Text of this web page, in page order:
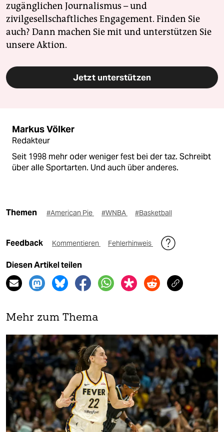
zugänglichen Journalismus – und
zivilgesellschaftliches Engagement. Finden Sie
auch? Dann machen Sie mit und unterstützen Sie
unsere Aktion.
Jetzt unterstützen
Markus Völker
Redakteur
Seit 1998 mehr oder weniger fest bei der taz. Schreibt
über alle Sportarten. Und auch über anderes.
Themen #American Pie #WNBA #Basketball
Feedback Kommentieren Fehlerhinweis
Diesen Artikel teilen
Mehr zum Thema